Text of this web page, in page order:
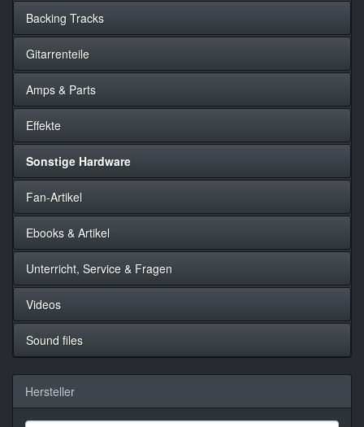
Backing Tracks
Gitarrenteile
Amps & Parts
Effekte
Sonstige Hardware
Fan-Artikel
Ebooks & Artikel
Unterricht, Service & Fragen
Videos
Sound files
Hersteller